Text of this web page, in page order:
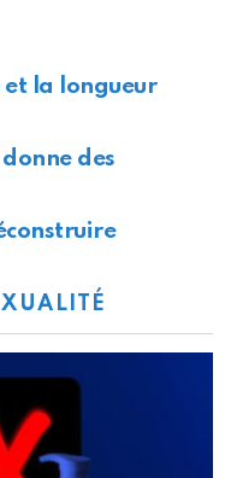
et la longueur
des